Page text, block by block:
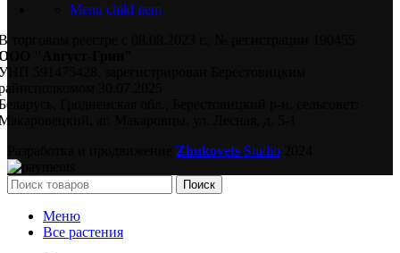
Menu child item
торговом реестре с 08.08.2023 г., № регистрации 190455
"Август-Грин"
591475428, зарегистрирован Берестовицким
30.07.2025
Гродненская обл., Берестовицкий р-н, сельсовет:
аг. Макаровцы, ул. Лесная, д. 5-1
Zhukovets Studio
Поиск
Меню
Все растения